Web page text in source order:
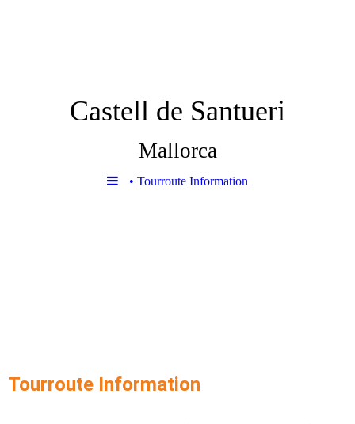
Castell de Santueri
Mallorca
• Tourroute Information
Tourroute Information